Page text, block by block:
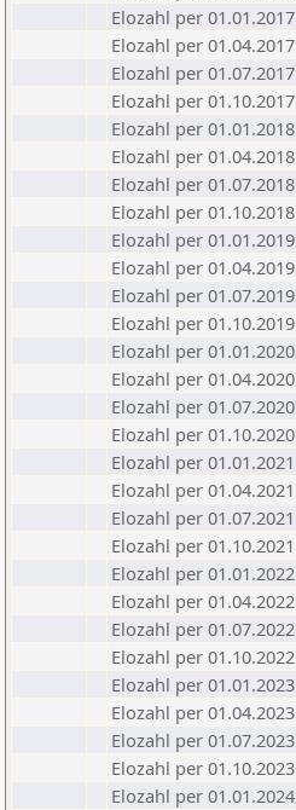
Elozahl per 01.01.2017
Elozahl per 01.04.2017
Elozahl per 01.07.2017
Elozahl per 01.10.2017
Elozahl per 01.01.2018
Elozahl per 01.04.2018
Elozahl per 01.07.2018
Elozahl per 01.10.2018
Elozahl per 01.01.2019
Elozahl per 01.04.2019
Elozahl per 01.07.2019
Elozahl per 01.10.2019
Elozahl per 01.01.2020
Elozahl per 01.04.2020
Elozahl per 01.07.2020
Elozahl per 01.10.2020
Elozahl per 01.01.2021
Elozahl per 01.04.2021
Elozahl per 01.07.2021
Elozahl per 01.10.2021
Elozahl per 01.01.2022
Elozahl per 01.04.2022
Elozahl per 01.07.2022
Elozahl per 01.10.2022
Elozahl per 01.01.2023
Elozahl per 01.04.2023
Elozahl per 01.07.2023
Elozahl per 01.10.2023
Elozahl per 01.01.2024